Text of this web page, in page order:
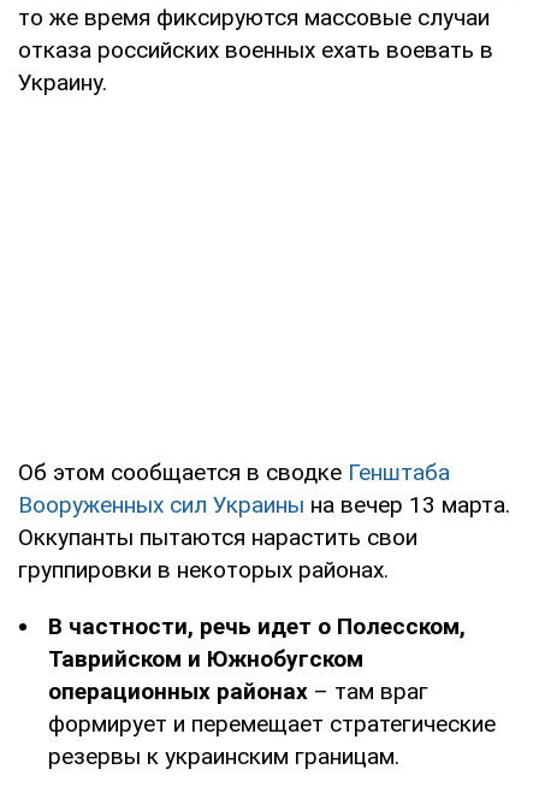
то же время фиксируются массовые случаи
отказа российских военных ехать воевать в
Украину.
Об этом сообщается в сводке Генштаба
Вооруженных сил Украины на вечер 13 марта.
Оккупанты пытаются нарастить свои
группировки в некоторых районах.
В частности, речь идет о Полесском,
Таврийском и Южнобугском
операционных районах – там враг
формирует и перемещает стратегические
резервы к украинским границам.